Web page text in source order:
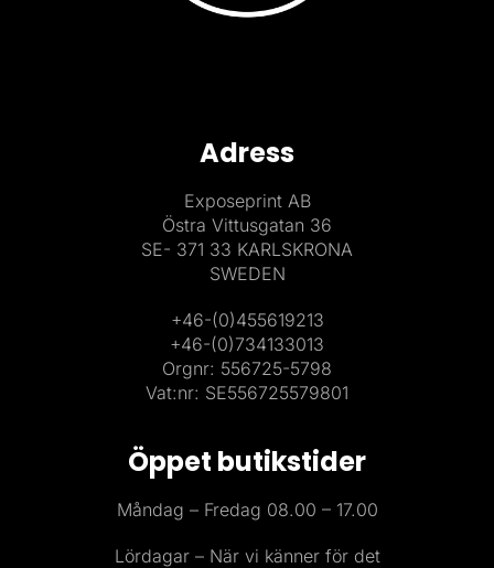
Adress
Exposeprint AB
Östra Vittusgatan 36
SE- 371 33 KARLSKRONA
SWEDEN
+46-(0)455619213
+46-(0)734133013
Orgnr: 556725-5798
Vat:nr: SE556725579801
Öppet butikstider
Måndag – Fredag 08.00 – 17.00
Lördagar – När vi känner för det